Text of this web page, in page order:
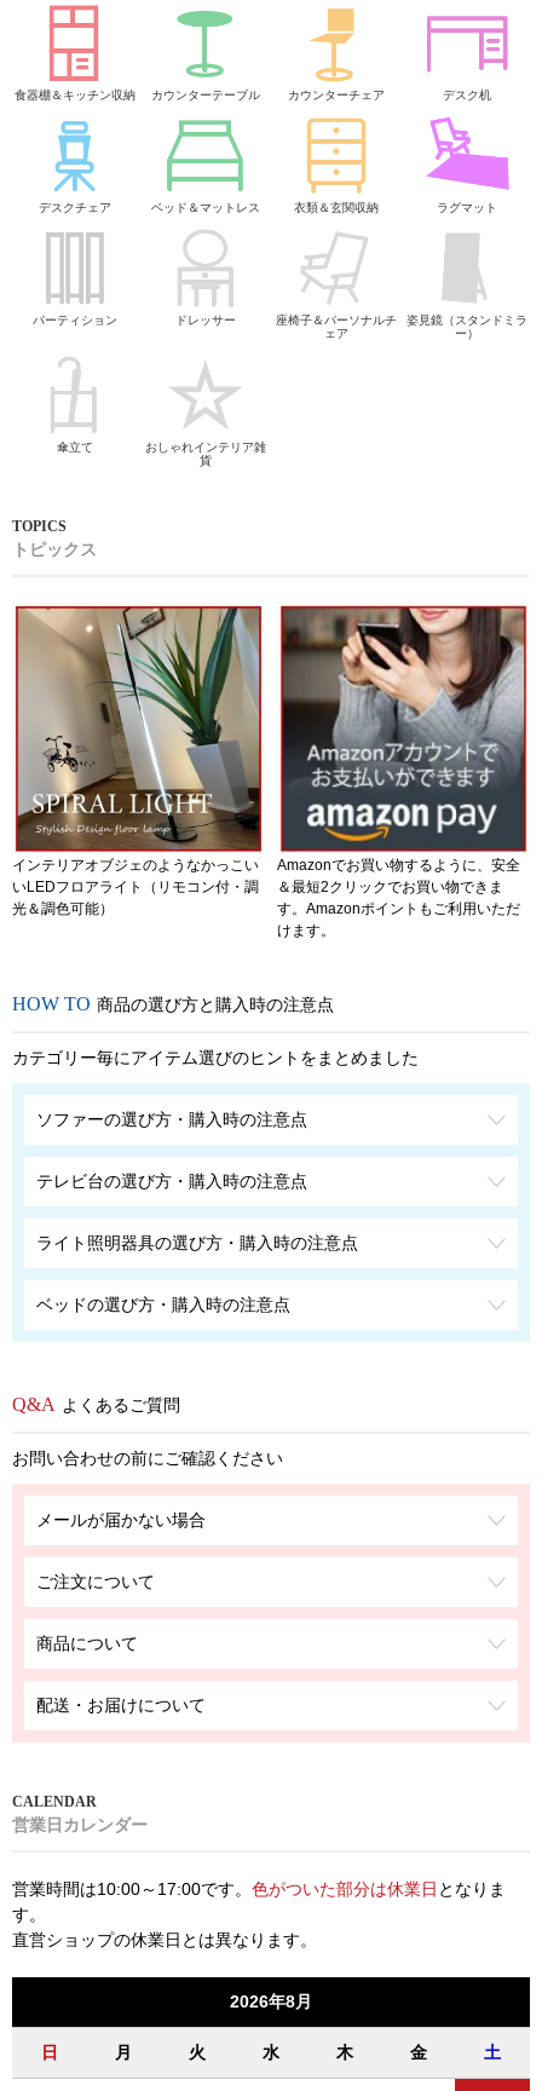
食器棚＆キッチン収納 カウンターテーブル カウンターチェア デスク机
デスクチェア ベッド＆マットレス 衣類＆玄関収納 ラグマット
パーティション ドレッサー
座椅子＆パーソナルチ
ェア
姿見鏡（スタンドミラ
ー）
傘立て
おしゃれインテリア雑
貨
トピックス
インテリアオブジェのようなかっこい
いLEDフロアライト（リモコン付・調
光＆調色可能）
Amazonでお買い物するように、安全
＆最短2クリックでお買い物できま
す。Amazonポイントもご利用いただ
けます。
商品の選び方と購入時の注意点
カテゴリー毎にアイテム選びのヒントをまとめました
ソファーの選び方・購入時の注意点
テレビ台の選び方・購入時の注意点
ライト照明器具の選び方・購入時の注意点
ベッドの選び方・購入時の注意点
よくあるご質問
お問い合わせの前にご確認ください
メールが届かない場合
ご注文について
商品について
配送・お届けについて
営業日カレンダー
営業時間は10:00～17:00です。 色がついた部分は休業日 となりま
す。
直営ショップの休業日とは異なります。
2026年8月
日 月 火 水 木 金 土